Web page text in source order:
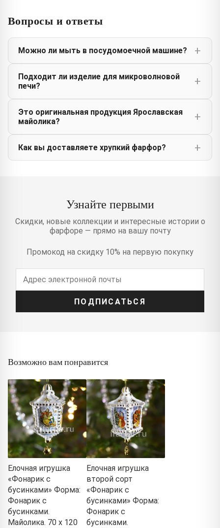
Вопросы и ответы
Можно ли мыть в посудомоечной машине?
Подходит ли изделие для микроволновой
печи?
Это оригинальная продукция Ярославская
майолика?
Как вы доставляете хрупкий фарфор?
Узнайте первыми
Скидки, новые коллекции и интересные истории о
фарфоре — прямо на вашу почту
Промокод на скидку 10% на первую покупку
ПОДПИСАТЬСЯ
Возможно вам понравится
Елочная игрушка
«Фонарик с
бусинками» Форма:
Фонарик с
бусинками.
Майолика. 70 x 120
Елочная игрушка
второй сорт
«Фонарик с
бусинками» Форма:
Фонарик с
бусинками.